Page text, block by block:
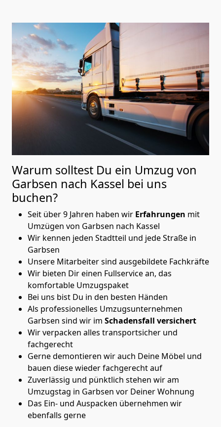
Warum solltest Du ein Umzug von
Garbsen nach Kassel bei uns
buchen?
Seit über 9 Jahren haben wir Erfahrungen mit
Umzügen von Garbsen nach Kassel
Wir kennen jeden Stadtteil und jede Straße in
Garbsen
Unsere Mitarbeiter sind ausgebildete Fachkräfte
Wir bieten Dir einen Fullservice an, das
komfortable Umzugspaket
Bei uns bist Du in den besten Händen
Als professionelles Umzugsunternehmen
Garbsen sind wir im Schadensfall versichert
Wir verpacken alles transportsicher und
fachgerecht
Gerne demontieren wir auch Deine Möbel und
bauen diese wieder fachgerecht auf
Zuverlässig und pünktlich stehen wir am
Umzugstag in Garbsen vor Deiner Wohnung
Das Ein- und Auspacken übernehmen wir
ebenfalls gerne